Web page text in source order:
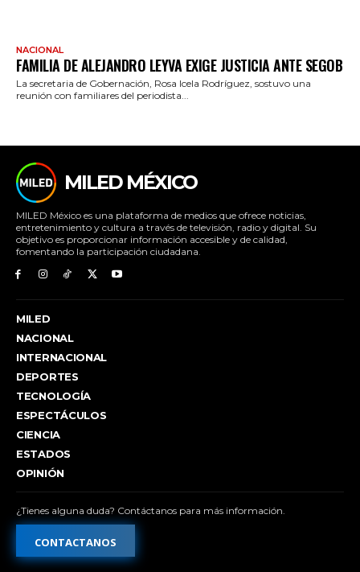
NACIONAL
FAMILIA DE ALEJANDRO LEYVA EXIGE JUSTICIA ANTE SEGOB
La secretaria de Gobernación, Rosa Icela Rodríguez, sostuvo una
reunión con familiares del periodista...
MILED MÉXICO
MILED México es una plataforma de medios que ofrece noticias,
entretenimiento y cultura a través de televisión, radio y digital. Su
objetivo es proporcionar información accesible y de calidad,
fomentando la participación ciudadana.
MILED
NACIONAL
INTERNACIONAL
DEPORTES
TECNOLOGÍA
ESPECTÁCULOS
CIENCIA
ESTADOS
OPINIÓN
¿Tienes alguna duda? Contáctanos para más información.
CONTACTANOS